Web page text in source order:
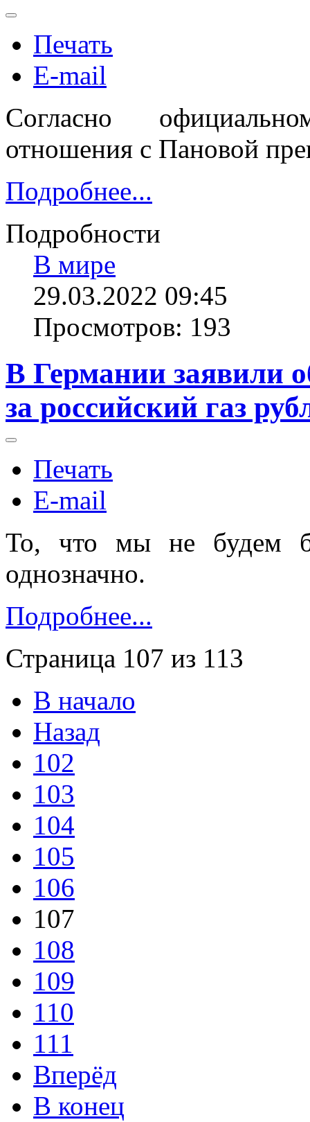
Печать
E-mail
Согласно
отношения с Пановой
Подробнее...
Подробности
В мире
29.03.2022 09:45
Просмотров: 193
В Германии заявили
за российский газ
Печать
E-mail
То, что мы не будем
однозначно.
Подробнее...
Страница 107 из 113
В начало
Назад
102
103
104
105
106
107
108
109
110
111
Вперёд
В конец